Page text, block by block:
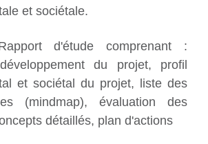
et sociétale.
d'étude comprenant :
du projet, profil
et sociétal du projet, liste des
(mindmap), évaluation des
détaillés, plan d'actions